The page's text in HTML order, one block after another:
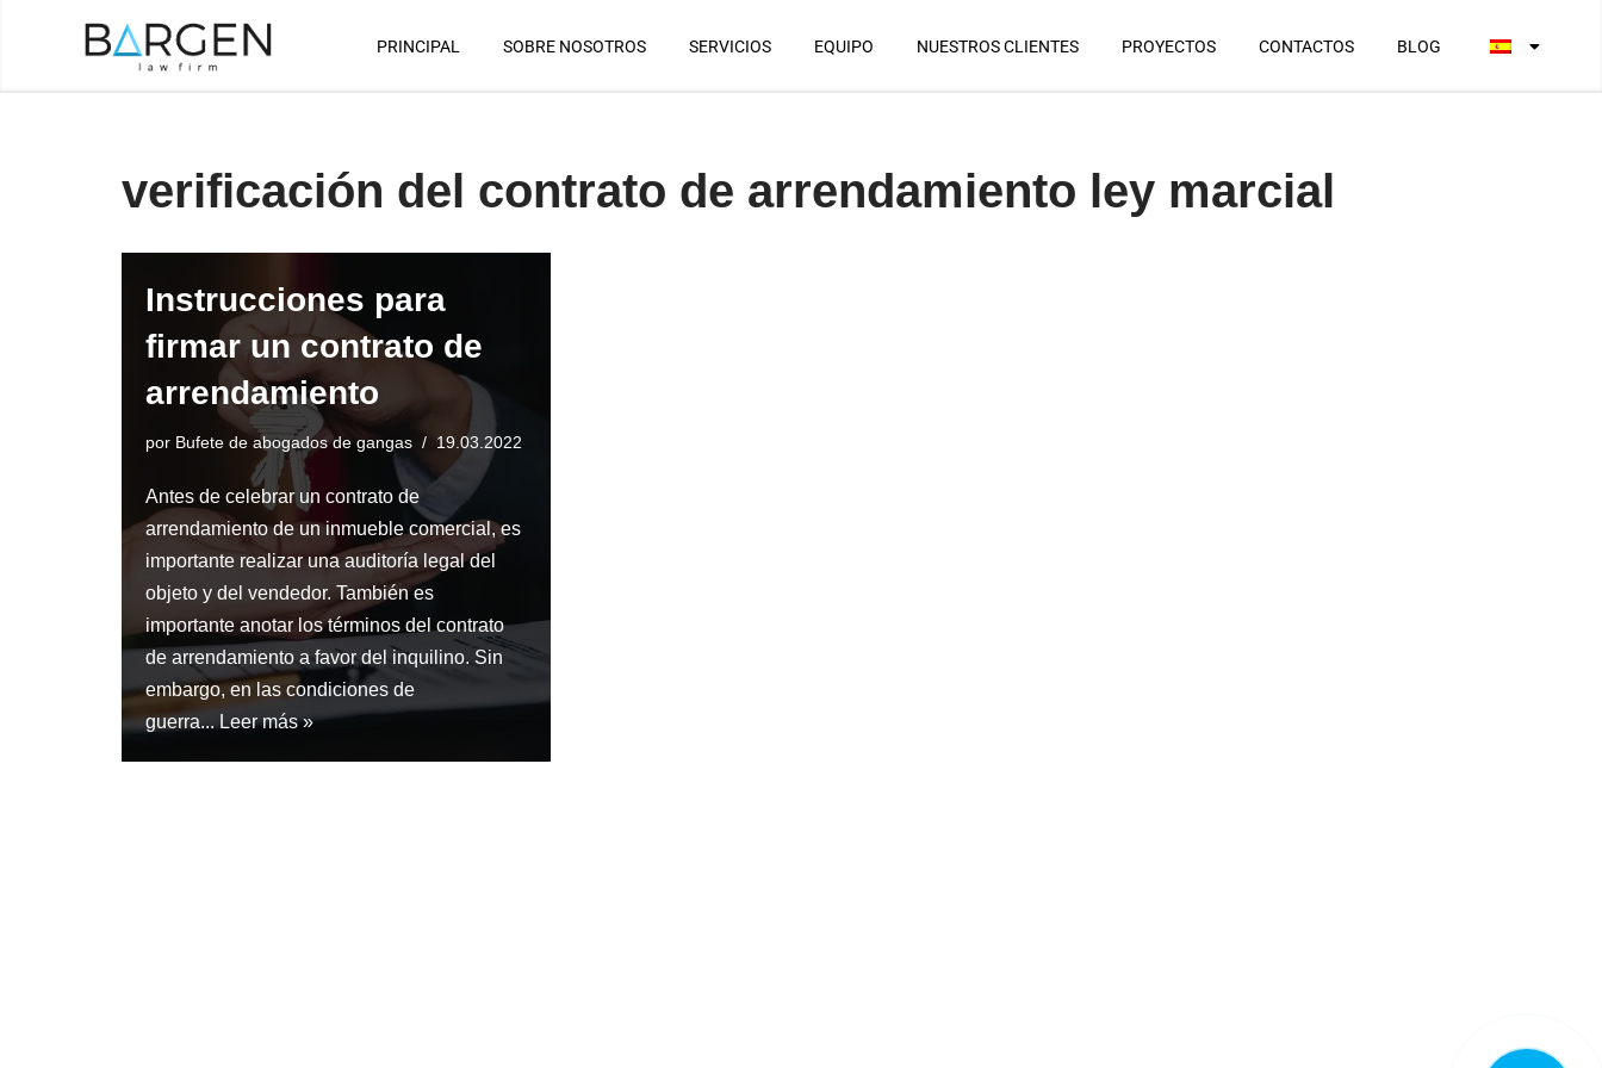
PRINCIPAL SOBRE NOSOTROS SERVICIOS EQUIPO NUESTROS CLIENTES PROYECTOS CONTACTOS BLOG
verificación del contrato de arrendamiento ley marcial
Instrucciones para
firmar un contrato de
arrendamiento
por Bufete de abogados de gangas 19.03.2022
Antes de celebrar un contrato de
arrendamiento de un inmueble comercial, es
importante realizar una auditoría legal del
objeto y del vendedor. También es
importante anotar los términos del contrato
de arrendamiento a favor del inquilino. Sin
embargo, en las condiciones de
guerra... Leer más »